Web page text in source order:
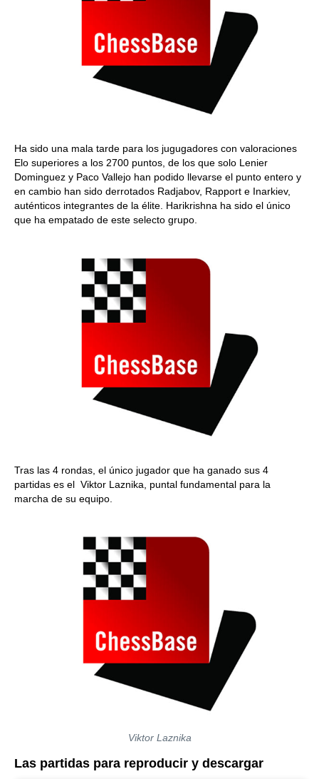
Ha sido una mala tarde para los jugugadores con valoraciones
Elo superiores a los 2700 puntos, de los que solo Lenier
Dominguez y Paco Vallejo han podido llevarse el punto entero y
en cambio han sido derrotados Radjabov, Rapport e Inarkiev,
auténticos integrantes de la élite. Harikrishna ha sido el único
que ha empatado de este selecto grupo.
Tras las 4 rondas, el único jugador que ha ganado sus 4
partidas es el Viktor Laznika, puntal fundamental para la
marcha de su equipo.
Viktor Laznika
Las partidas para reproducir y descargar